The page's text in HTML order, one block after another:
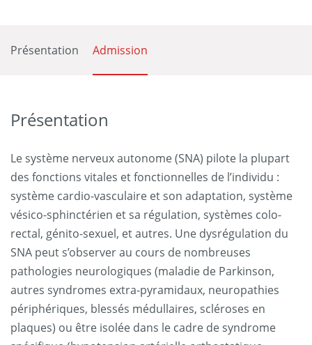
Présentation Admission
Présentation
Le système nerveux autonome (SNA) pilote la plupart
des fonctions vitales et fonctionnelles de l’individu :
système cardio-vasculaire et son adaptation, système
vésico-sphinctérien et sa régulation, systèmes colo-
rectal, génito-sexuel, et autres. Une dysrégulation du
SNA peut s’observer au cours de nombreuses
pathologies neurologiques (maladie de Parkinson,
autres syndromes extra-pyramidaux, neuropathies
périphériques, blessés médullaires, scléroses en
plaques) ou être isolée dans le cadre de syndrome